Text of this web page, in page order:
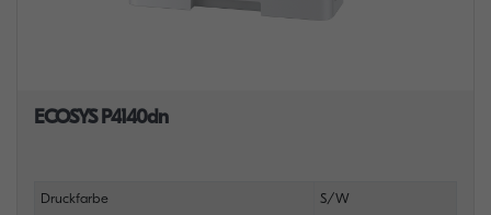
ECOSYS P4140dn
Druckfarbe S/W